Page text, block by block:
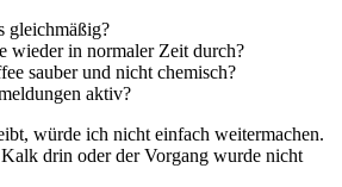
gleichmäßig?
wieder in normaler Zeit durch?
sauber und nicht chemisch?
aktiv?
würde ich nicht einfach weitermachen.
drin oder der Vorgang wurde nicht